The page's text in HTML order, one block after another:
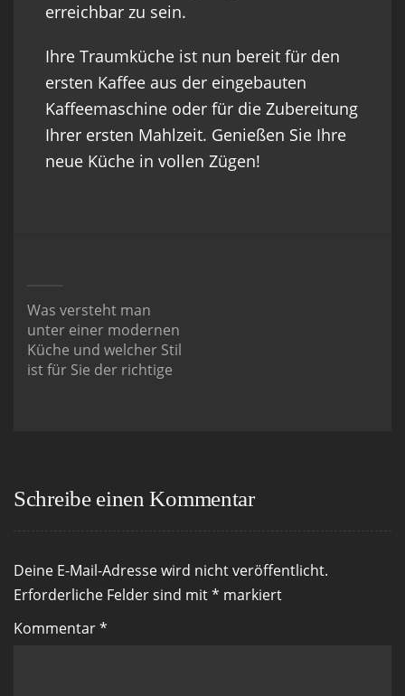
erreichbar zu sein.
Ihre Traumküche ist nun bereit für den
ersten Kaffee aus der eingebauten
Kaffeemaschine oder für die Zubereitung
Ihrer ersten Mahlzeit. Genießen Sie Ihre
neue Küche in vollen Zügen!
Was versteht man
unter einer modernen
Küche und welcher Stil
ist für Sie der richtige
Schreibe einen Kommentar
Deine E-Mail-Adresse wird nicht veröffentlicht.
Erforderliche Felder sind mit* markiert
Kommentar*